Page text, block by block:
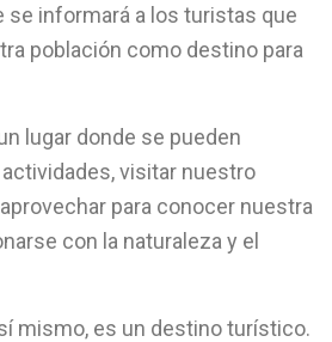
se informará a los turistas que
población como destino para
lugar donde se pueden
visitar nuestro
para conocer nuestra
con la naturaleza y el
mismo, es un destino turístico.